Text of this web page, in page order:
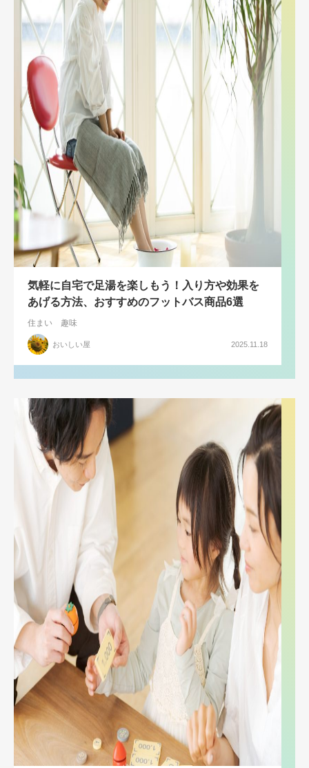
気軽に自宅で足湯を楽しもう！入り方や効果を
あげる方法、おすすめのフットバス商品6選
住まい 趣味
おいしい屋 2025.11.18